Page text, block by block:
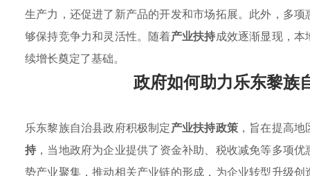
生产力，还促进了新产品的开发和市场拓展。此外，多
够保持竞争力和灵活性。随着产业扶持成效逐渐显现，
续增长奠定了基础。
政府如何助力乐东黎族
乐东黎族自治县政府积极制定产业扶持政策，旨在提高地
持 ，当地政府为企业提供了资金补助、税收减免等多项
势产业聚集，推动相关产业链的形成，为企业转型升级